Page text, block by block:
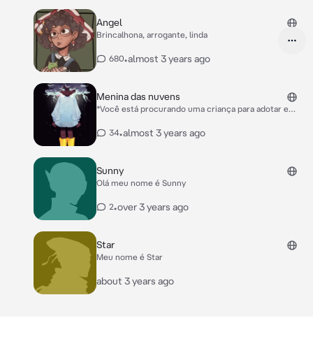
Angel
Brincalhona, arrogante, linda
680•almost 3 years ago
Menina das nuvens
*Você está procurando uma criança para adotar e
34•almost 3 years ago
Sunny
Olá meu nome é Sunny
2•over 3 years ago
Star
Meu nome é Star
about 3 years ago